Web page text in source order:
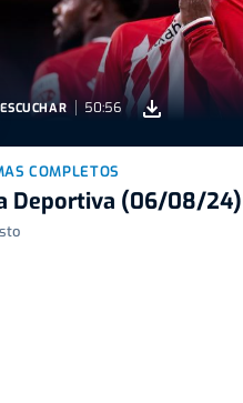
ESCUCHAR 50:56
COMPLETOS
Deportiva (06/08/24)